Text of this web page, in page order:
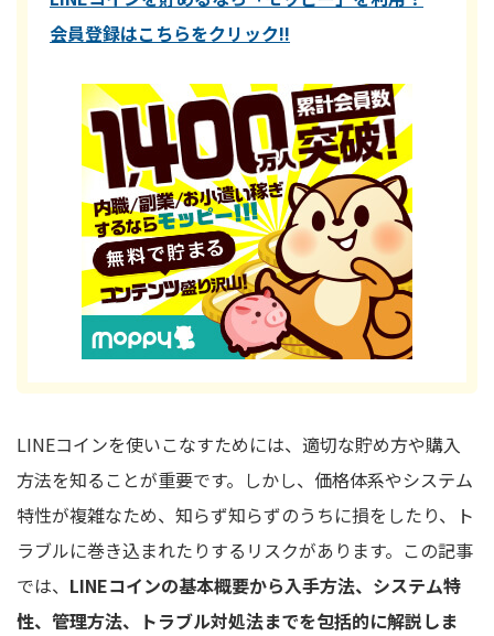
会員登録はこちらをクリック!!
LINEコインを使いこなすためには、適切な貯め方や購入
方法を知ることが重要です。しかし、価格体系やシステム
特性が複雑なため、知らず知らずのうちに損をしたり、ト
ラブルに巻き込まれたりするリスクがあります。この記事
では、 LINEコインの基本概要から入手方法、システム特
性、管理方法、トラブル対処法までを包括的に解説しま